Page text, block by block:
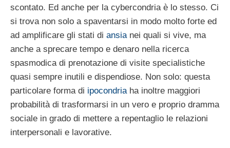
scontato. Ed anche per la cybercondria è lo stesso. Ci
si trova non solo a spaventarsi in modo molto forte ed
ad amplificare gli stati di ansianei quali si vive, ma
anche a sprecare tempo e denaro nella ricerca
spasmodica di prenotazione di visite specialistiche
quasi sempre inutili e dispendiose. Non solo: questa
particolare forma di ipocondriaha inoltre maggiori
probabilità di trasformarsi in un vero e proprio dramma
sociale in grado di mettere a repentaglio le relazioni
interpersonali e lavorative.